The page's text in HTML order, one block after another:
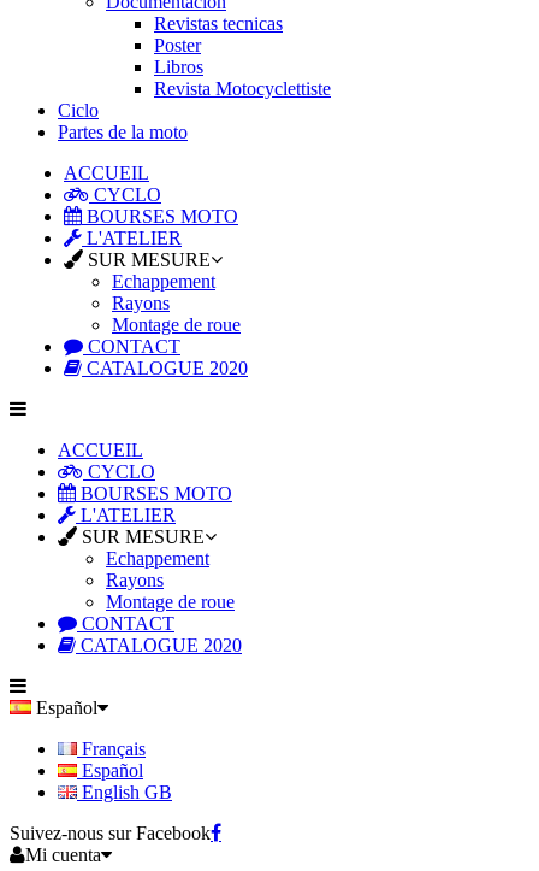
Revistas tecnicas
Poster
Libros
Revista Motocyclettiste
Ciclo
Partes de la moto
ACCUEIL
CYCLO
BOURSES MOTO
L'ATELIER
SUR MESURE
Echappement
Rayons
Montage de roue
CONTACT
CATALOGUE 2020
ACCUEIL
CYCLO
BOURSES MOTO
L'ATELIER
SUR MESURE
Echappement
Rayons
Montage de roue
CONTACT
CATALOGUE 2020
Español
Français
Español
English GB
Suivez-nous sur Facebook
Mi cuenta